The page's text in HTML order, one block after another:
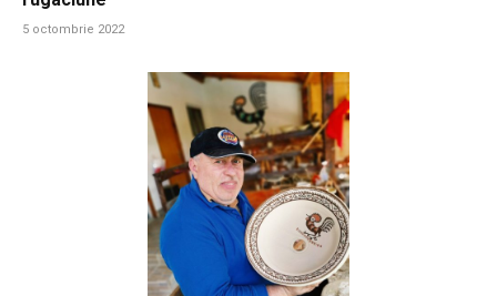
5 octombrie 2022